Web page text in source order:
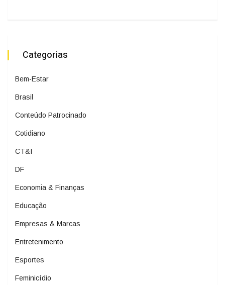
Categorias
Bem-Estar
Brasil
Conteúdo Patrocinado
Cotidiano
CT&I
DF
Economia & Finanças
Educação
Empresas & Marcas
Entretenimento
Esportes
Feminicídio